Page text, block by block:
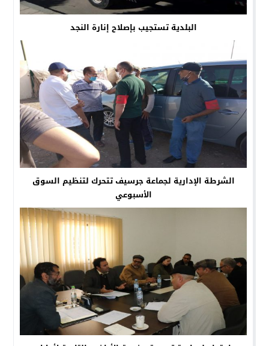
البلدية تستجيب بإصلاح إنارة النجد
الشرطة الإدارية لجماعة جرسيف تتحرك لتنظيم السوق
الأسبوعي